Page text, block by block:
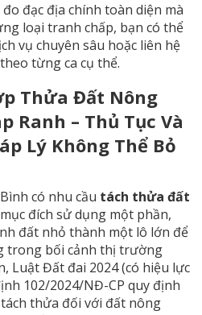
đo đạc địa chính toàn diện mà
loại tranh chấp, bạn có thể
vụ chuyên sâu hoặc liên hệ
từng ca cụ thể.
Thửa Đất Nông
Ranh – Thủ Tục Và
Lý Không Thể Bỏ
có nhu cầu tách thửa đất
đích sử dụng một phần,
đất nhỏ thành một lô lớn để
trong bối cảnh thị trường
Luật Đất đai 2024 (có hiệu lực
102/2024/NĐ-CP quy định
thửa đối với đất nông